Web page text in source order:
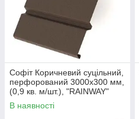
Софіт Коричневий суцільний,
перфорований 3000х300 мм,
(0,9 кв. м/шт.), "RAINWAY"
Україна.
В наявності